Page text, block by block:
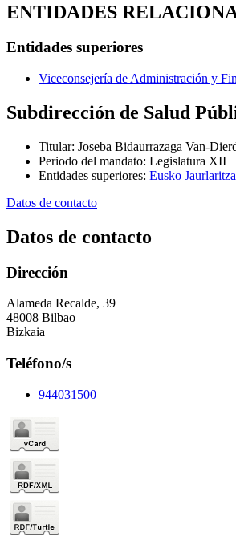
ENTIDADES
Entidades superiores
Viceconsejería de Administración y
Subdirección de Salud
Titular: Joseba Bidaurrazaga Van-
Periodo del mandato: Legislatura XII
Entidades superiores: Eusko
Datos de contacto
Datos de contacto
Dirección
Alameda Recalde, 39
48008 Bilbao
Bizkaia
Teléfono/s
944031500